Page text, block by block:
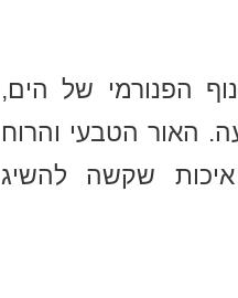
הפנורמי של הים,
האור הטבעי והרוח
איכות שקשה להשיג